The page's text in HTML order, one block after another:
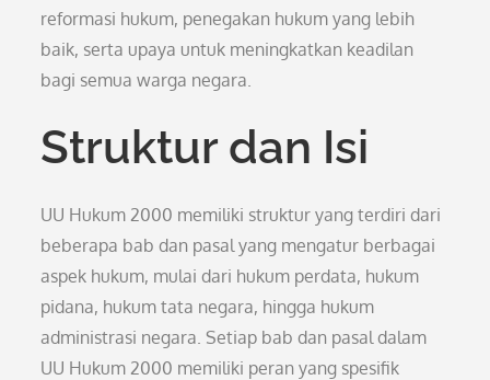
reformasi hukum, penegakan hukum yang lebih
baik, serta upaya untuk meningkatkan keadilan
bagi semua warga negara.
Struktur dan Isi
UU Hukum 2000 memiliki struktur yang terdiri dari
beberapa bab dan pasal yang mengatur berbagai
aspek hukum, mulai dari hukum perdata, hukum
pidana, hukum tata negara, hingga hukum
administrasi negara. Setiap bab dan pasal dalam
UU Hukum 2000 memiliki peran yang spesifik